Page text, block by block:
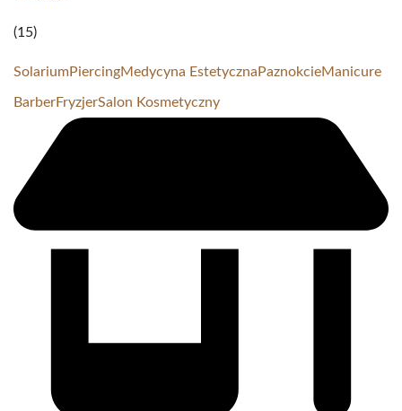
(15)
SolariumPiercingMedycyna Estetyczna PaznokcieManicure
BarberFryzjerSalon Kosmetyczny